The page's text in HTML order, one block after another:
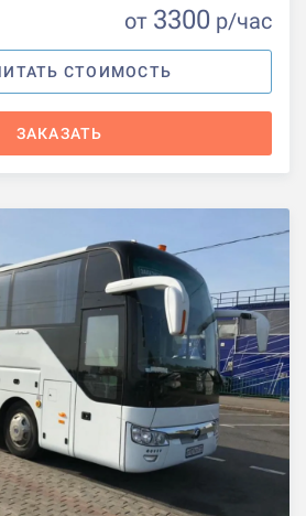
от 3300 р/час
СТОИМОСТЬ
ЗАКАЗАТЬ